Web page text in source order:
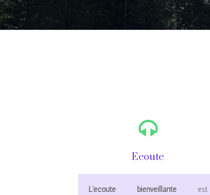
Ecoute
L'écoute bienveillanteest